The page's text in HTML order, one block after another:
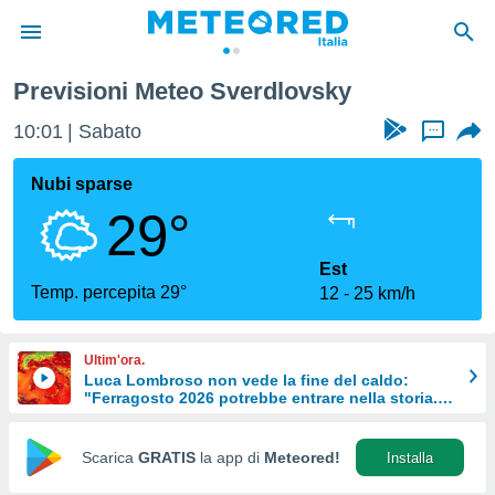
di
per
le
di
Web
Previsioni Meteo Sverdlovsky
10:01 Sabato ...
Nubi sparse
29°
Temp. percepita 29°
Est
12
25 km/h
Ultim'ora.
Luca Lombroso non vede la fine del caldo:
"Ferragosto 2026 potrebbe entrare nella storia.
Scarica GRATIS la app di Meteored! Installa